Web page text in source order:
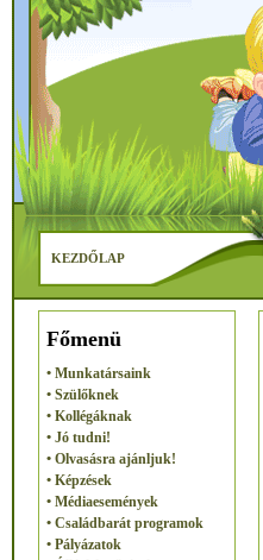
KEZDŐLAP
Főmenü
• Munkatársaink
• Szülőknek
• Kollégáknak
• Jó tudni!
• Olvasásra ajánljuk!
• Képzések
• Médiaesemények
• Családbarát programok
• Pályázatok